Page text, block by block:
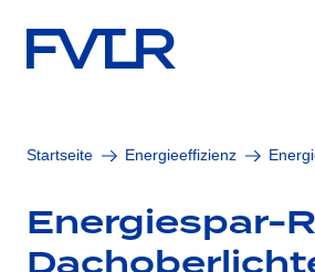
Zum Hauptinhalt springen
Startseite Energieeffizienz
Energiespar-